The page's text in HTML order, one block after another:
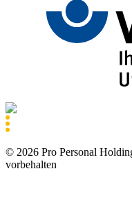
© 2026 Pro Personal
vorbehalten